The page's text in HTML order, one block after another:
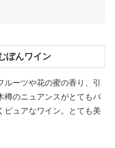
ぼんワイン
ーツや花の蜜の香り、引
樽のニュアンスがとてもバ
ピュアなワイン。とても美